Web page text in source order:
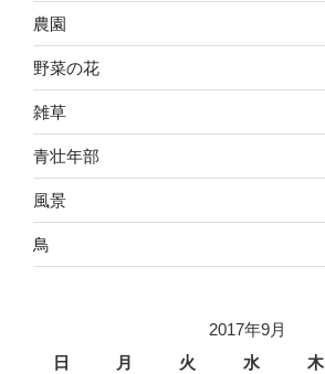
農園
野菜の花
雑草
青壮年部
風景
鳥
2017年9月
日
月 火 水 木